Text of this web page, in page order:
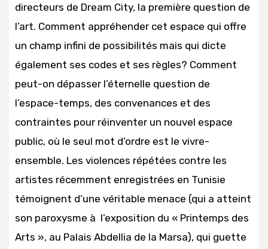
directeurs de Dream City, la première question de
l’art. Comment appréhender cet espace qui offre
un champ infini de possibilités mais qui dicte
également ses codes et ses règles? Comment
peut-on dépasser l’éternelle question de
l’espace-temps, des convenances et des
contraintes pour réinventer un nouvel espace
public, où le seul mot d’ordre est le vivre-
ensemble. Les violences répétées contre les
artistes récemment enregistrées en Tunisie
témoignent d’une véritable menace (qui a atteint
son paroxysme à l’exposition du « Printemps des
Arts », au Palais Abdellia de la Marsa), qui guette